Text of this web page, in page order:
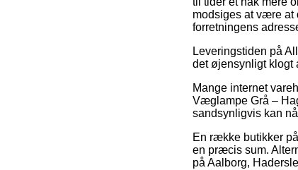
modsiges at være at
forretningens
Leveringstiden på
det øjensynligt klogt
Mange internet
Væglampe Grå –
sandsynligvis kan
En række butikker
en præcis sum.
på Aalborg,